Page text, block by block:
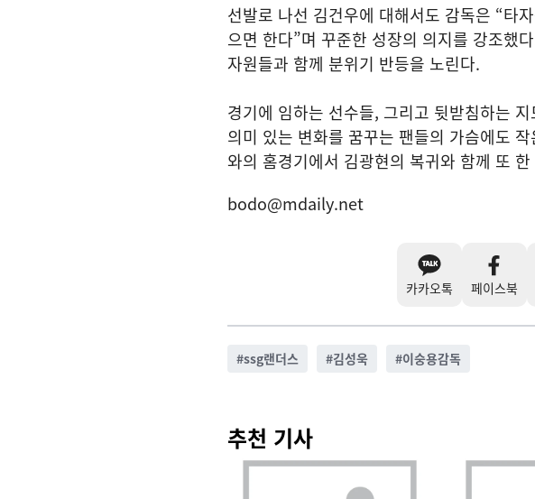
선발로 나선 김건우에 대해서도 감독은 “타
으면 한다”며 꾸준한 성장의 의지를 강조했
자원들과 함께 분위기 반등을 노린다.
경기에 임하는 선수들, 그리고 뒷받침하는
의미 있는 변화를 꿈꾸는 팬들의 가슴에도
와의 홈경기에서 김광현의 복귀와 함께 또
bodo@mdaily.net
카카오톡 페이스북
#ssg랜더스 #김성욱 #이숭용감독
추천 기사